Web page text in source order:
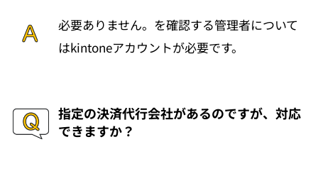
必要ありません。を確認する管理者について
はkintoneアカウントが必要です。
指定の決済代行会社があるのですが、対応
できますか？